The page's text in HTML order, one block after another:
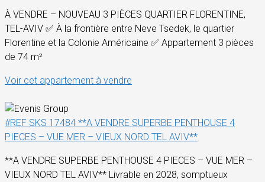
À VENDRE – NOUVEAU 3 PIÈCES QUARTIER FLORENTINE,
TEL-AVIV ✅ À la frontière entre Neve Tsedek, le quartier
Florentine et la Colonie Américaine ✅ Appartement 3 pièces
de 74 m²
Voir cet appartement à vendre
#REF SKS 17484 **A VENDRE SUPERBE PENTHOUSE 4
PIECES – VUE MER – VIEUX NORD TEL AVIV**
**A VENDRE SUPERBE PENTHOUSE 4 PIECES – VUE MER –
VIEUX NORD TEL AVIV** Livrable en 2028, somptueux